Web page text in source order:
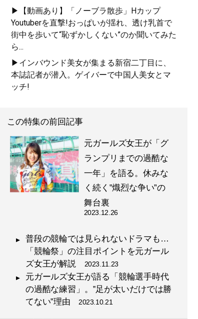
▶【動画あり】「ノーブラ散歩」Hカップ
Youtuberを直撃!おっぱいが揺れ、透け乳首で
街中を歩いて“恥ずかしくない”のか聞いてみた
ら...
▶インバウンド美女が集まる新宿二丁目に、
本誌記者が潜入。ゲイバーで中国人美女とマ
ッチ!
この特集の前回記事
元ガールズ女王が「グ
ランプリまでの過酷な
一年」を語る。休みな
く続く‟熾烈な争い”の
舞台裏
2023.12.26
普段の競輪では見られないドラマも…
「競輪祭」の注目ポイントを元ガール
ズ女王が解説 2023.11.23
元ガールズ女王が語る「競輪選手時代
の過酷な練習」。‟足が太いだけでは勝
てない”理由 2023.10.21